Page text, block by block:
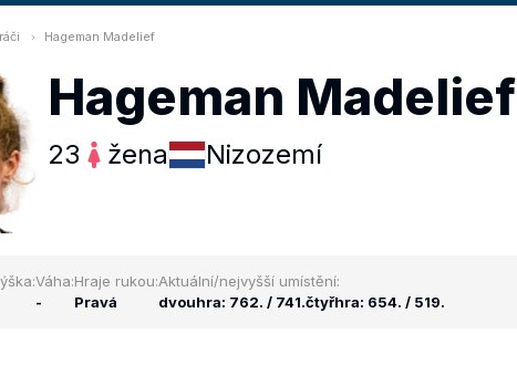
Hageman Madelief
Hageman Madelief
23 žena Nizozemí
Váha:
-
Hraje rukou:
Pravá
Aktuální/nejvyšší umístění:
dvouhra: 762. / 741.čtyřhra: 654. / 519.